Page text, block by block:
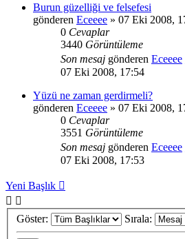
Burun güzelliği ve felsefesi
gönderen Eceeee » 07 Eki 2008,
0 Cevaplar
3440 Görüntüleme
Son mesaj gönderen Eceeee
07 Eki 2008, 17:54
Yüzü ne zaman gerdirmeli?
gönderen Eceeee » 07 Eki 2008,
0 Cevaplar
3551 Görüntüleme
Son mesaj gönderen Eceeee
07 Eki 2008, 17:53
Yeni Başlık
Göster: Sırala: